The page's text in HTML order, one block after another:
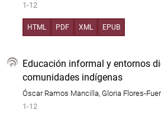
1-12
HTML PDF XML EPUB
Educación informal y entornos
comunidades indígenas
Óscar Ramos Mancilla, Gloria Flores-
1-12